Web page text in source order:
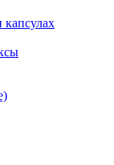
капсулах